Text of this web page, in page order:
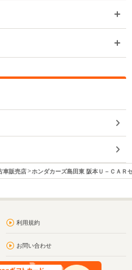
車販売店 ホンダカーズ島田東 阪本Ｕ－ＣＡＲ
利用規約
お問い合わせ